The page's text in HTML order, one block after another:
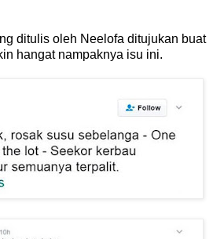
ditulis oleh Neelofa ditujukan buat
hangat nampaknya isu ini.